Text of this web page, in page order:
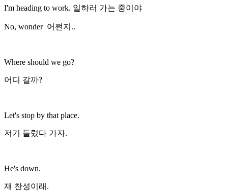
I'm heading to work. 일하러 가는 중이야
No, wonder 어쩐지..
Where should we go?
어디 갈까?
Let's stop by that place.
저기 들렀다 가자.
He's down.
쟤 찬성이래.